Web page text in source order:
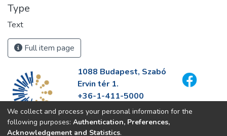
Type
Text
Full item page
1088 Budapest, Szabó
Ervin tér 1.
+36-1-411-5000
info@fszek.hu
https://fszek.hu
We collect and process your personal information for the
following purposes: Authentication, Preferences,
Acknowledgement and Statistics.